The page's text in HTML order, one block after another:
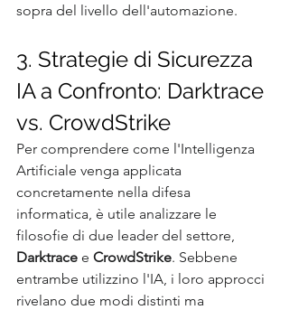
sopra del livello dell'automazione.
3. Strategie di Sicurezza
IA a Confronto: Darktrace
vs. CrowdStrike
Per comprendere come l'Intelligenza
Artificiale venga applicata
concretamente nella difesa
informatica, è utile analizzare le
filosofie di due leader del settore,
Darktrace e CrowdStrike. Sebbene
entrambe utilizzino l'IA, i loro approcci
rivelano due modi distinti ma